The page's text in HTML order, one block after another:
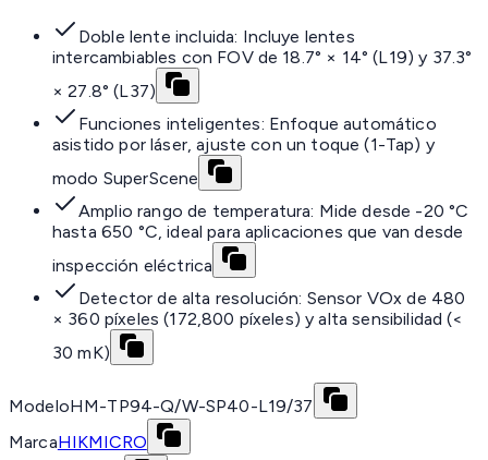
Doble lente incluida: Incluye lentes
intercambiables con FOV de 18.7° × 14° (L19) y 37.3°
× 27.8° (L37)
Funciones inteligentes: Enfoque automático
asistido por láser, ajuste con un toque (1-Tap) y
modo SuperScene
Amplio rango de temperatura: Mide desde -20 °C
hasta 650 °C, ideal para aplicaciones que van desde
inspección eléctrica
Detector de alta resolución: Sensor VOx de 480
× 360 píxeles (172,800 píxeles) y alta sensibilidad (<
30 mK)
ModeloHM-TP94-Q/W-SP40-L19/37
MarcaHIKMICRO